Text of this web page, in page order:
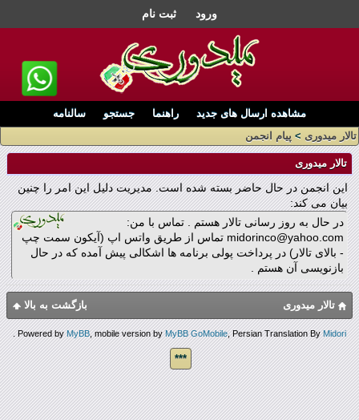
ورود ثبت نام
مشاهده ارسال های جدید راهنما جستجو
سالنامه
تالار میدوری > پیام انجمن
تالار میدوری
این انجمن در حال حاضر بسته شده است. مدیریت دلیل این امر را چنین
بیان می کند:
در حال به روز رسانی تالار هستم . تماس با من:
midorinco@yahoo.com تماس از طریق واتس اپ (آیکون سمت چپ
- بالای تالار) در پرداخت پولی برنامه ها اشکالی پیش آمده که در حال
بازنویسی آن هستم .
بازگشت به بالا تالار میدوری
Powered byMyBB, mobile version byMyBB GoMobile, Persian Translation ByMidori
.
***